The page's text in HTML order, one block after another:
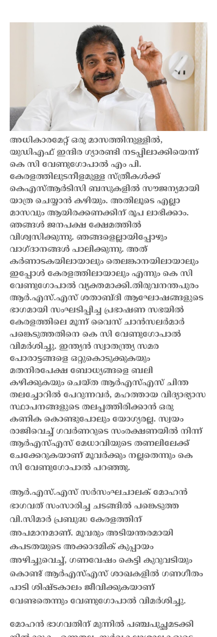
അധികാരമേറ്റ് ഒരു മാസത്തിനുള്ളിൽ,
യുഡിഎഫ് ഇന്ദിര ഗ്യാരണ്ടി നടപ്പിലാക്കിയെന്ന്
കെ സി വേണുഗോപാൽ എം പി.
കേരളത്തിലുടനീളമുള്ള സ്ത്രീകൾക്ക്
കെഎസ്ആർടിസി ബസുകളിൽ സൗജന്യമായി
യാത്ര ചെയ്യാൻ കഴിയും. അതിലൂടെ എല്ലാ
മാസവും ആയിരക്കണക്കിന് രൂപ ലാഭിക്കാം.
ഞങ്ങൾ ജനപക്ഷ ക്ഷേമത്തിൽ
വിശ്വസിക്കുന്നു. ഞങ്ങളെല്ലായിപ്പോഴും
വാഗ്ദാനങ്ങൾ പാലിക്കുന്നു. അത്
കർണാടകയിലായാലും തെലങ്കാനയിലായാലും
ഇപ്പോൾ കേരളത്തിലായാലും എന്നും കെ സി
വേണുഗോപാൽ വ്യക്തമാക്കി.തിരുവനന്തപുരം
ആർ.എസ്.എസ് ശതാബ്ദി ആഘോഷങ്ങളുടെ
ഭാഗമായി സംഘടിപ്പിച്ച പ്രഭാഷണ സഭയിൽ
കേരളത്തിലെ മൂന്ന് വൈസ് ചാൻസലർമാർ
പങ്കെടുത്തതിനെ കെ സി വേണുഗോപാൽ
വിമർശിച്ചു. ഇന്ത്യൻ സ്വാതന്ത്ര്യ സമര
പോരാട്ടങ്ങളെ ഒറ്റുകൊടുക്കുകയും
മതനിരപേക്ഷ ബോധ്യങ്ങളെ ബലി
കഴിക്കുകയും ചെയ്ത ആർഎസ്എസ് ചിന്ത
തലച്ചോറിൽ പേറുന്നവർ, മഹത്തായ വിദ്യാഭ്യാസ
സ്ഥാപനങ്ങളുടെ തലപ്പത്തിരിക്കാൻ ഒരു
കണിക കൊണ്ടുപോലും യോഗ്യരല്ല. സ്വയം
രാജിവെച്ച് ഗവർണറുടെ സംരക്ഷണയിൽ നിന്ന്
ആർഎസ്എസ് മേധാവിയുടെ തണലിലേക്ക്
ചേക്കേറുകയാണ് മൂവർക്കും നല്ലതെന്നും കെ
സി വേണുഗോപാൽ പറഞ്ഞു.
ആർ.എസ്.എസ് സർസംഘചാലക് മോഹൻ
ഭാഗവത് സംസാരിച്ച ചടങ്ങിൽ പങ്കെടുത്ത
വി.സിമാർ പ്രബുദ്ധ കേരളത്തിന്
അപമാനമാണ്. മൂവരും അടിയന്തരമായി
കപടതയുടെ അക്കാദമിക് കുപ്പായം
അഴിച്ചുവെച്ച്, ഗണവേഷം കെട്ടി കുറുവടിയും
കൊണ്ട് ആർഎസ്എസ് ശാഖകളിൽ ഗണഗീതം
പാടി ശിഷ്ടകാലം ജീവിക്കുകയാണ്
വേണ്ടതെന്നും വേണുഗോപാൽ വിമർശിച്ചു.
മോഹൻ ഭാഗവതിന് മുന്നിൽ പഞ്ചപുച്ഛമടക്കി